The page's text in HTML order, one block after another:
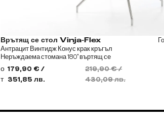
Врътящ се стол Vinja-Flex
Антрацит Винтидж Конус крак кръгъл
Неръждаема стомана 180° въртящ се
о
т
179,90 € /
351,85 лв.
219,90 € /
430,09 лв.